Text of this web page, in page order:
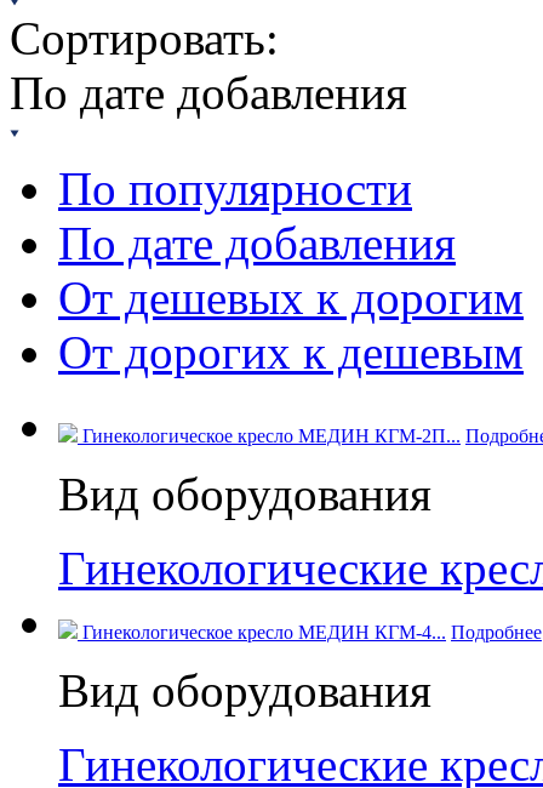
Сортировать:
По дате добавления
По популярности
По дате добавления
От дешевых к дорогим
От дорогих к дешевым
Гинекологическое кресло МЕДИН КГМ-2П...
Вид оборудования
Гинекологические
Гинекологическое кресло МЕДИН КГМ-4... Подробнее
Вид оборудования
Гинекологические